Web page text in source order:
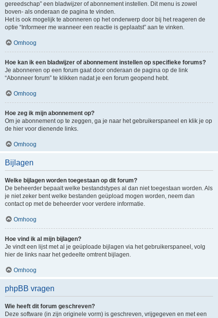
gereedschap” een bladwijzer of abonnement instellen. Dit menu is zowel
boven- als onderaan de pagina te vinden.
Het is ook mogelijk te abonneren op het onderwerp door bij het reageren de
optie “Informeer me wanneer een reactie is geplaatst” aan te vinken.
Omhoog
Hoe kan ik een bladwijzer of abonnement instellen op specifieke forums?
Je abonneren op een forum gaat door onderaan de pagina op de link
“Abonneer forum” te klikken nadat je een forum geopend hebt.
Omhoog
Hoe zeg ik mijn abonnement op?
Om je abonnement op te zeggen, ga je naar het gebruikerspaneel en klik je op
de hier voor dienende links.
Omhoog
Bijlagen
Welke bijlagen worden toegestaan op dit forum?
De beheerder bepaalt welke bestandstypes al dan niet toegestaan worden. Als
je niet zeker bent welke bestanden geüpload mogen worden, neem dan
contact op met de beheerder voor verdere informatie.
Omhoog
Hoe vind ik al mijn bijlagen?
Je vindt een lijst met al je geüploade bijlagen via het gebruikerspaneel, volg
hier de links naar het gedeelte omtrent bijlagen.
Omhoog
phpBB vragen
Wie heeft dit forum geschreven?
Deze software (in zijn originele vorm) is geschreven, vrijgegeven en met een